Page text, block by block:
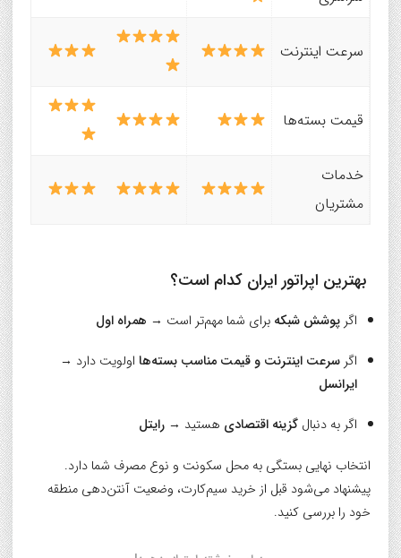
سرعت اینترنت
قیمت بسته‌ها
خدمات
مشتریان
بهترین اپراتور ایران کدام است؟
اگر پوشش شبکه برای شما مهم‌تر است → همراه اول
اگر سرعت اینترنت و قیمت مناسب بسته‌ها اولویت دارد →
ایرانسل
اگر به دنبال گزینه اقتصادی هستید → رایتل
انتخاب نهایی بستگی به محل سکونت و نوع مصرف شما دارد.
پیشنهاد می‌شود قبل از خرید سیم‌کارت، وضعیت آنتن‌دهی منطقه
خود را بررسی کنید.